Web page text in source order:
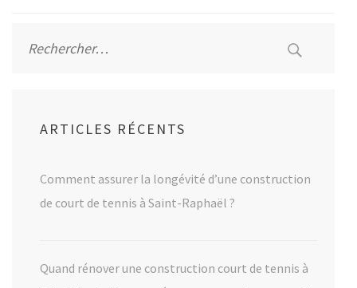
ARTICLES RÉCENTS
Comment assurer la longévité d’une construction
de court de tennis à Saint-Raphaël ?
Quand rénover une construction court de tennis à